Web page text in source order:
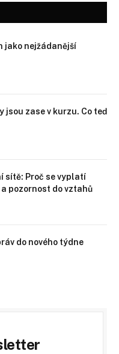
jako nejžádanější
jsou zase v kurzu. Co teď
sítě: Proč se vyplatí
pozornost do vztahů
do nového týdne